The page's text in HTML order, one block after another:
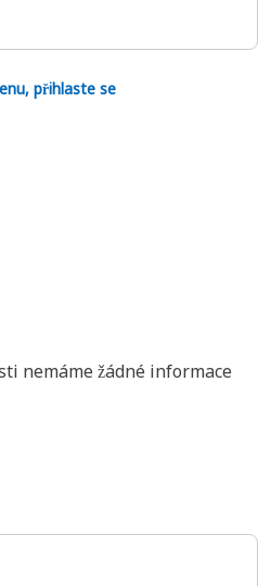
přihlaste se
nemáme žádné informace